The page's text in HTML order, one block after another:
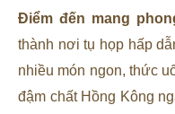
Điểm đến mang
thành nơi tụ họp hấp
nhiều món ngon, thức
đậm chất Hồng Kông